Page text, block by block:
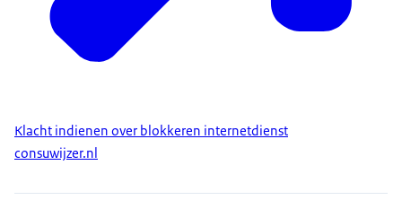
Klacht indienen over blokkeren internetdienst
consuwijzer.nl